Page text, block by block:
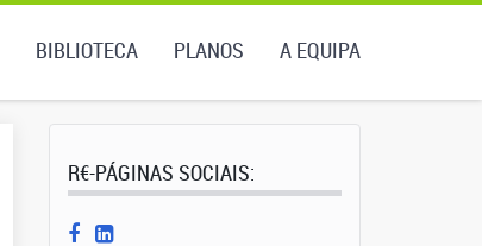
BIBLIOTECA PLANOS A EQUIPA
R€-PÁGINAS SOCIAIS: